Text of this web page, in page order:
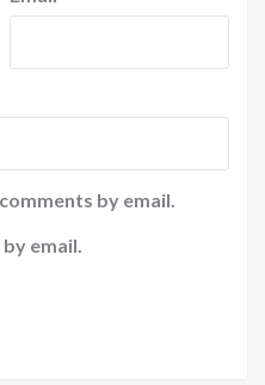
by email.
email.